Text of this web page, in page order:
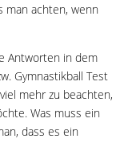
man achten, wenn
Antworten in dem
Gymnastikball Test
mehr zu beachten,
Was muss ein
dass es ein